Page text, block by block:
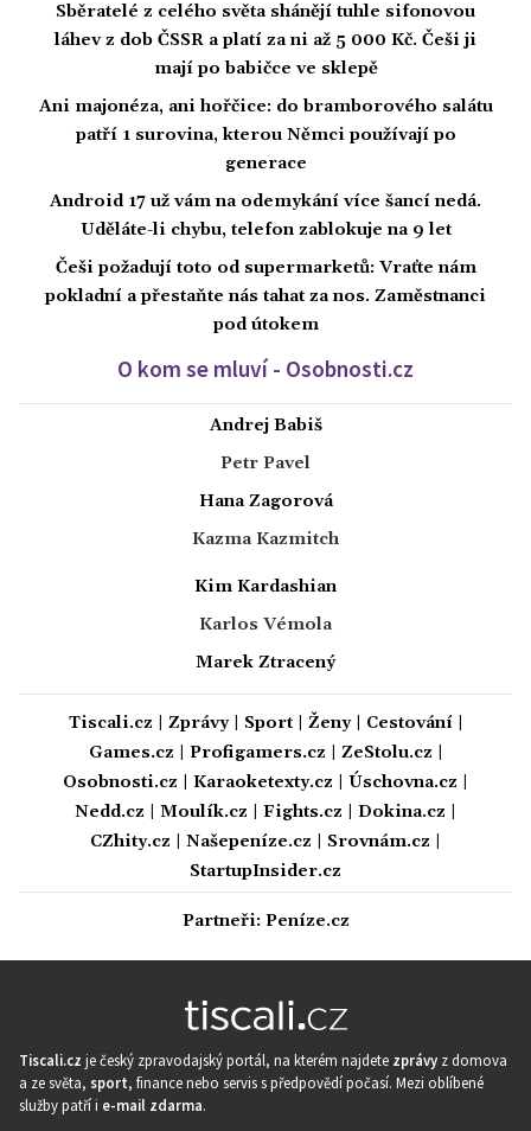
Sběratelé z celého světa shánějí tuhle sifonovou
láhev z dob ČSSR a platí za ni až 5 000 Kč. Češi ji
mají po babičce ve sklepě
Ani majonéza, ani hořčice: do bramborového salátu
patří 1 surovina, kterou Němci používají po
generace
Android 17 už vám na odemykání více šancí nedá.
Uděláte-li chybu, telefon zablokuje na 9 let
Češi požadují toto od supermarketů: Vraťte nám
pokladní a přestaňte nás tahat za nos. Zaměstnanci
pod útokem
O kom se mluví - Osobnosti.cz
Andrej Babiš
Petr Pavel
Hana Zagorová
Kazma Kazmitch
Kim Kardashian
Karlos Vémola
Marek Ztracený
Tiscali.cz Zprávy| Sport| Ženy| Cestování|
Games.cz
Profigamers.cz ZeStolu.cz
Osobnosti.cz
Karaoketexty.cz Úschovna.cz
Nedd.cz
Moulík.cz Fights.cz Dokina.cz
CZhity.cz
Našepeníze.cz Srovnám.cz
StartupInsider.cz
Partneři: Peníze.cz
Tiscali.cz je český zpravodajský portál, na kterém najdete zprávy z domova
a ze světa, sport, finance nebo servis s předpovědí počasí. Mezi oblíbené
služby patří i e-mail zdarma.